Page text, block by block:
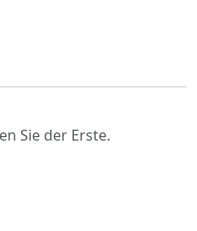
Sie der Erste.